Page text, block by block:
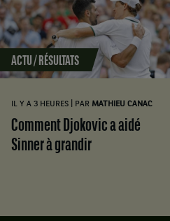
ACTU / RÉSULTATS
IL Y A 3 HEURES PAR MATHIEU CANAC
Comment Djokovic a aidé
Sinner à grandir